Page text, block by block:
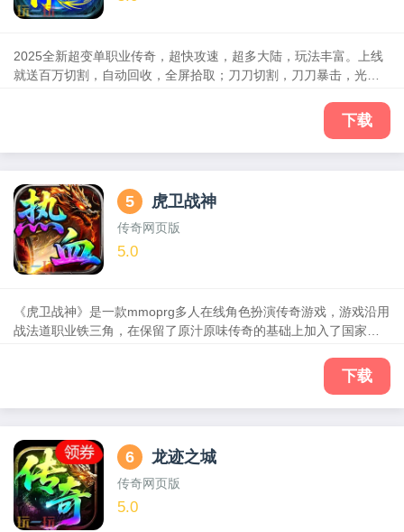
2025全新超变单职业传奇，超快攻速，超多大陆，玩法丰富。上线
就送百万切割，自动回收，全屏拾取；刀刀切割，刀刀暴击，光柱
道具、所有装备都能白嫖，打怪就能掉充值，全程不花钱也能当大
佬。神器、切割、打金等多种玩法，激情泡点、跨服攻沙、多人竞
技、自由PK，还在等什么？赶快叫上老兄弟们一起上线，怀旧激情
下载
5 虎卫战神
传奇网页版
5.0
《虎卫战神》是一款mmoprg多人在线角色扮演传奇游戏，游戏沿用
战法道职业铁三角，在保留了原汁原味传奇的基础上加入了国家系
法，还有多人竞技，自由PK，争夺BOSS等经典玩法，装备靠打，
超高爆率，元宝回收，红名爆装，享受酣畅淋漓的热血战斗。
下载
6 龙迹之城
传奇网页版
5.0